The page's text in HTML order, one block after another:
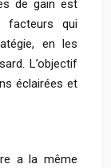
de gain est
facteurs qui
en les
L’objectif
éclairées et
a la même